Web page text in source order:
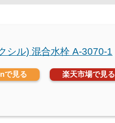
シル) 混合水栓 A-3070-1
で見る 楽天市場で見る